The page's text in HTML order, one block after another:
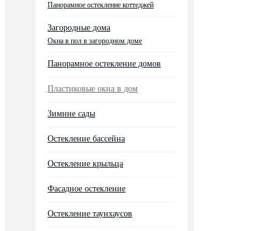
Панорамное остекление коттеджей
Загородные дома
Окна в пол в загородном доме
Панорамное остекление домов
Пластиковые окна в дом
Зимние сады
Остекление бассейна
Остекление крыльца
Фасадное остекление
Остекление таунхаусов